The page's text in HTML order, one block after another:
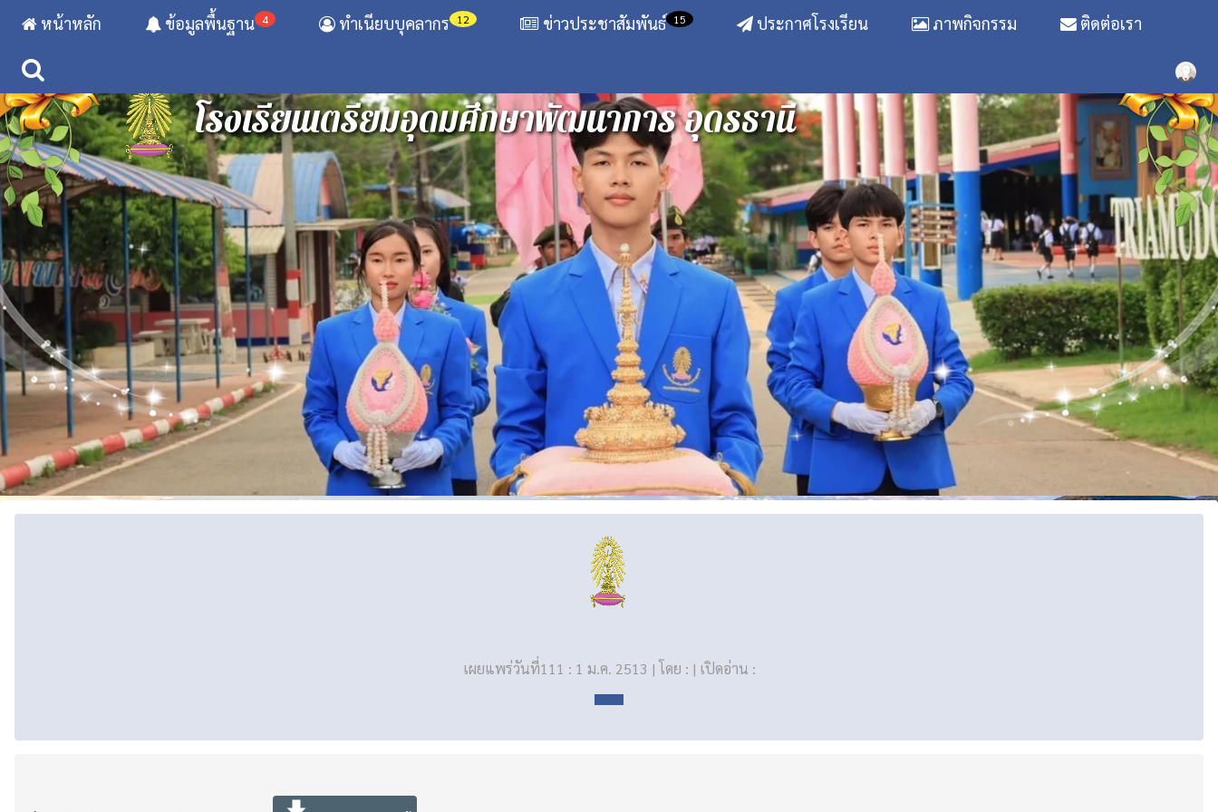
หน้าหลัก 4
ข้อมูลพื้นฐาน 12
ทำเนียบบุคลากร 15
ข่าวประชาสัมพันธ์ ประกาศโรงเรียน ภาพกิจกรรม ติดต่อเรา
โรงเรียนเตรียมอุดมศึกษาพัฒนาการ อุดรธานี
เผยแพร่วันที่111 : 1 ม.ค. 2513 | โดย : | เปิดอ่าน :